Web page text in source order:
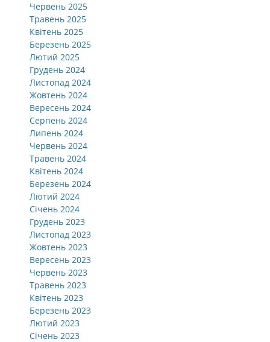
Червень 2025
Травень 2025
Квітень 2025
Березень 2025
Лютий 2025
Грудень 2024
Листопад 2024
Жовтень 2024
Вересень 2024
Серпень 2024
Липень 2024
Червень 2024
Травень 2024
Квітень 2024
Березень 2024
Лютий 2024
Січень 2024
Грудень 2023
Листопад 2023
Жовтень 2023
Вересень 2023
Червень 2023
Травень 2023
Квітень 2023
Березень 2023
Лютий 2023
Січень 2023